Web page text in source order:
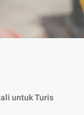
untuk Turis